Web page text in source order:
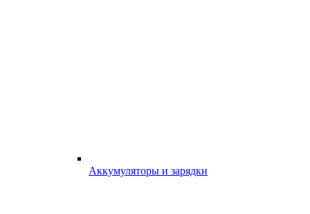
Аккумуляторы и зарядки